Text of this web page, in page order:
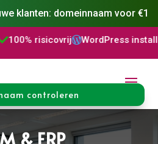
klanten: domeinnaam voor €1
WordPress installatieDNS
controleren